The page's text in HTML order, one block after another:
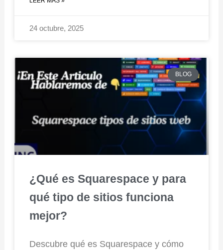
24 octubre, 2025
BLOG
¿Qué es Squarespace y para
qué tipo de sitios funciona
mejor?
Descubre qué es Squarespace y cómo